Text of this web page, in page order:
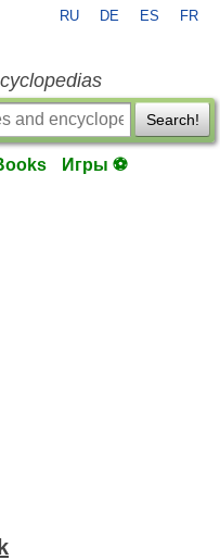
RU DE ES FR
Search!
Игры ⚽